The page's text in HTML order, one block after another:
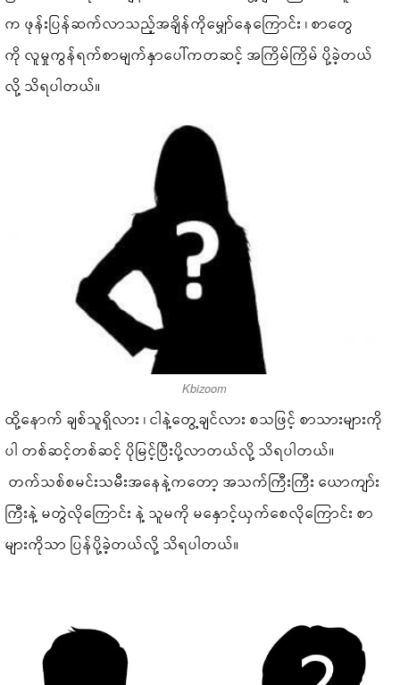
က ဖုန်းပြန်ဆက်လာသည့်အချိန်ကိုမျှော်နေကြောင်း ၊ စာတွေ
ကို လူမှုကွန်ရက်စာမျက်နှာပေါ်ကတဆင့် အကြိမ်ကြိမ် ပို့ခဲ့တယ်
လို့ သိရပါတယ်။
Kbizoom
ထို့နောက် ချစ်သူရှိလား ၊ ငါနဲ့တွေ့ချင်လား စသဖြင့် စာသားများကို
ပါ တစ်ဆင့်တစ်ဆင့် ပိုမြင့်ပြီးပို့လာတယ်လို့ သိရပါတယ်။
တက်သစ်စမင်းသမီးအနေနဲ့ကတော့ အသက်ကြီးကြီး ယောကျာ်း
ကြီးနဲ့ မတွဲလိုကြောင်း နဲ့ သူမကို မနှောင့်ယှက်စေလိုကြောင်း စာ
များကိုသာ ပြန်ပို့ခဲ့တယ်လို့ သိရပါတယ်။